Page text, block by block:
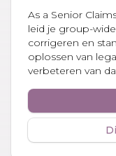
As a Senior
leid je group-
corrigeren en
oplossen van
verbeteren van